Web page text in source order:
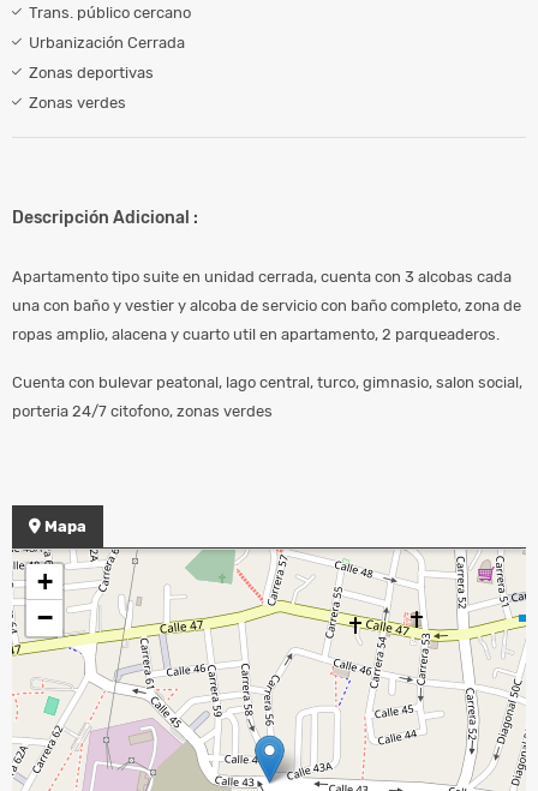
Trans. público cercano
Urbanización Cerrada
Zonas deportivas
Zonas verdes
Descripción Adicional :
Apartamento tipo suite en unidad cerrada, cuenta con 3 alcobas cada
una con baño y vestier y alcoba de servicio con baño completo, zona de
ropas amplio, alacena y cuarto util en apartamento, 2 parqueaderos.
Cuenta con bulevar peatonal, lago central, turco, gimnasio, salon social,
porteria 24/7 citofono, zonas verdes
Mapa
+
−